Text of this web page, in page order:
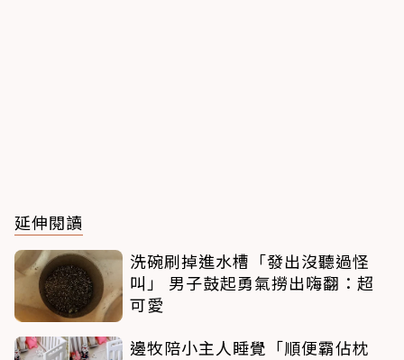
延伸閱讀
洗碗刷掉進水槽「發出沒聽過怪
叫」 男子鼓起勇氣撈出嗨翻：超
可愛
邊牧陪小主人睡覺「順便霸佔枕